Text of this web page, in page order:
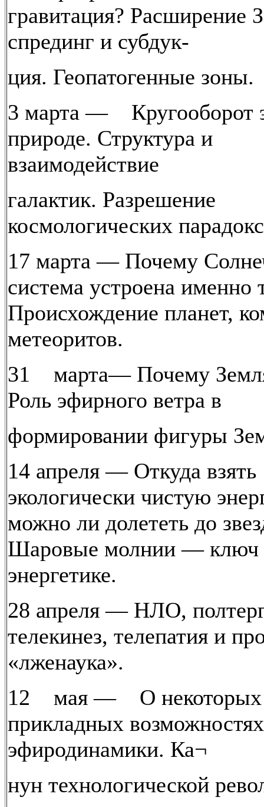
гравитация? Расширение
спрединг и субдук-
ция. Геопатогенные зоны.
3 марта — Кругооборот
природе. Структура и
взаимодействие
галактик. Разрешение
космологических
17 марта — Почему
система устроена именно
Происхождение планет,
метеоритов.
31 марта— Почему
Роль эфирного ветра в
формировании фигуры
14 апреля — Откуда взять
экологически чистую
можно ли долететь до
Шаровые молнии — ключ
энергетике.
28 апреля — НЛО,
телекинез, телепатия и
«лженаука».
12 мая — О некоторых
прикладных возможностях
эфиродинамики. Ка¬
нун технологической